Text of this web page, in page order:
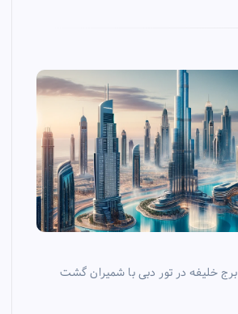
برج خلیفه در تور دبی با شمیران گشت